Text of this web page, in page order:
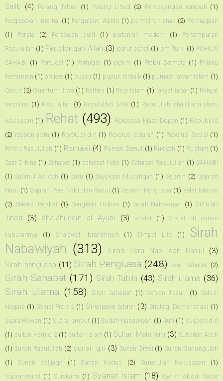
Salib (4) Perang Tabuk (1) Perang Uhud (2) Perdagangan rempah (1)
Pergesekan Internal (1) Perguliran Waktu (1) permainan anak (2) Perniagaan
(1)
Persia (2) Persoalan sulit (1) pertanian modern (1)
Pertempuran
Rasulullah (1) Pertolongan Allah (3) perut sehat (1) pm Turki (1) POHON
SAHABI (1) Portugal (1) Portugis (1) ppkm (1) Prabu Satmata (1) Prilaku
Pemimpin (1) prokes (1) puasa (1) pupuk terbaik (1) purnawirawan Islam (1)
Qarun (2) Quantum Jiwa (1) Raffles (1) Raja Islam (1) rakyat lapar (1) Rakyat
terzalimi (1) Rasulullah (1) Rasulullah SAW (1) Rasulullah shalallahu alaihi
wassalam (1) Rehat (493) Rekayasa Masa Depan (1) Republika
(2) respon alam (1) Revolusi diri (1) Revolusi Sejarah (1) Revolusi Sosial (1)
Rindu Rasulullah (1) Romawi (4) Rumah Semut (1) Ruqyah (1) Rustum (1)
Saat Dihina (1) Sahabat (1) sahabat Nabi (1) Sahabat Rasulullah (1) SAHABI
(1) Salimul Aqidah (1) satu (1) Sayyidah Musyfiqah (1) Sejarah (2) Sejarah
Nabi (1) Sejarah Para Nabi dan Rasul (1) Sejarah Penguasa (1) selat Malaka
(2) Seleksi Pejabat (1) Sengketa Hukum (1) Serah Nabawiyah (1) Seruan
Jihad
(3) shalahuddin al Ayubi (3) shalat (1) Shalat di dalam
kuburannya (1) Shalawat Ibrahimiyah (1) Simpel Life (1)
Sirah
Nabawiyah (313) Sirah Para Nabi dan Rasul
(3)
Sirah penguasa (11) Sirah Penguasa (248) sirah Sahabat (2)
Sirah Sahabat (171) Sirah Tabiin (43) Sirah ulama (36)
Sirah Ulama (158) Siroh Sahabat (1) Sofyan Tsauri (1)
Solusi
Negara (1) Solusi Praktis (1) Sriwijaya Islam (3) Strategi Demonstrasi (1)
Suara Hewan (1) Suara lembut (1) Sudah Nabawiyah (1) Sufi (1) sugesti diri
(1) sultan Hamid 2 (1) sultan Islam (1) Sultan Mataram (3) Sultanah Aceh
(1) Sunah Rasulullah (2) sunan giri (3) Sunan Gresi (1) Sunan Gunung Jati
(1)
Sunan Kalijaga (1) Sunan Kudus (2) Sunatullah Kekuasaan
(1)
Supranatural
(1) Surakarta (1) Syariat Islam (18) Syeikh Abdul Qadir